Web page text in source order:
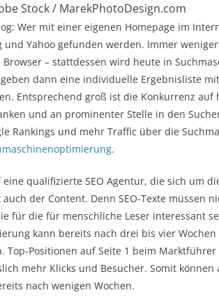
Stock / MarekPhotoDesign.com
Wer mit einer eigenen Homepage im
und Yahoo gefunden werden. Immer
– stattdessen wird heute in
dann eine individuelle Ergebnisliste
Entsprechend groß ist die Konkurrenz auf
und an prominenter Stelle in den
Rankings und mehr Traffic über die
.
qualifizierte SEO Agentur, die sich um
der Content. Denn SEO-Texte müssen
für die für menschliche Leser interessant
kann bereits nach drei bis vier Wochen
Top-Positionen auf Seite 1 beim
mehr Klicks und Besucher. Somit
nach wenigen Wochen.